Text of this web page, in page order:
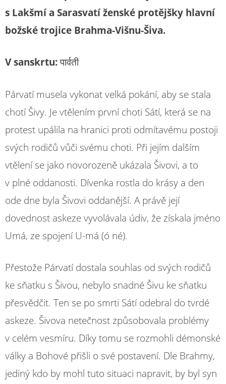
s Lakšmí a Sarasvatí ženské protějšky hlavní
božské trojice Brahma-Višnu-Šiva.
V sanskrtu:पार्वती
Párvatí musela vykonat velká pokání, aby se stala
chotí Šivy. Je vtělením první choti Sátí, která se na
protest upálila na hranici proti odmítavému postoji
svých rodičů vůči svému choti. Při jejím dalším
vtělení se jako novorozeně ukázala Šivovi, a to
v plné oddanosti. Dívenka rostla do krásy a den
ode dne byla Šivovi oddanější. A právě její
dovednost askeze vyvolávala údiv, že získala jméno
Umá, ze spojení U-má (ó né).
Přestože Párvatí dostala souhlas od svých rodičů
ke sňatku s Šivou, nebylo snadné Šivu ke sňatku
přesvědčit. Ten se po smrti Sátí odebral do tvrdé
askeze. Šivova netečnost způsobovala problémy
v celém vesmíru. Díky tomu se rozmohli démonské
války a Bohové přišli o své postavení. Dle Brahmy,
jediný kdo by mohl tuto situaci napravit, by byl syn